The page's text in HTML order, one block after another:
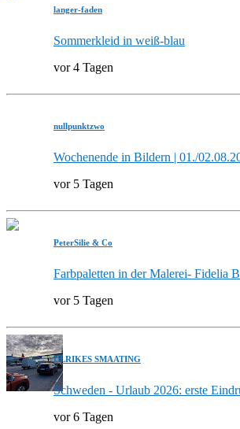
langer-faden
Sommerkleid in weiß-blau
vor 4 Tagen
nullpunktzwo
Wochenende in Bildern | 01./
vor 5 Tagen
PeterSilie & Co
Farbpaletten in der Malerei- Fidelia
vor 5 Tagen
ULRIKES SMAATING
Schweden - Urlaub 2026: erste
vor 6 Tagen